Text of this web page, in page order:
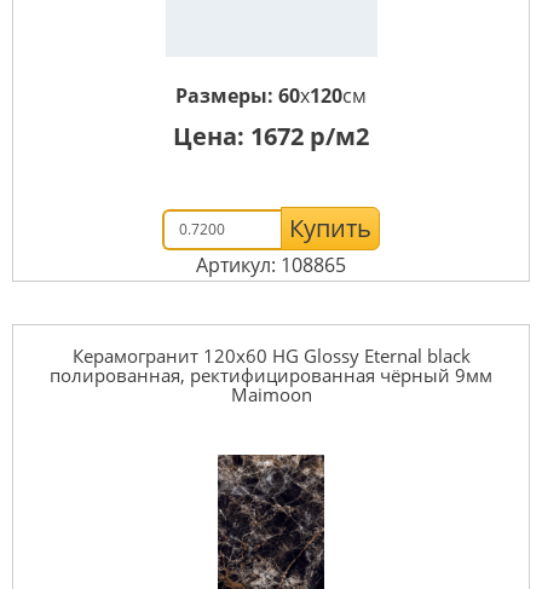
Размеры: 60x120см
Цена: 1672 р/м2
Купить
Артикул: 108865
Керамогранит 120x60 HG Glossy Eternal black
полированная, ректифицированная чёрный 9мм
Maimoon